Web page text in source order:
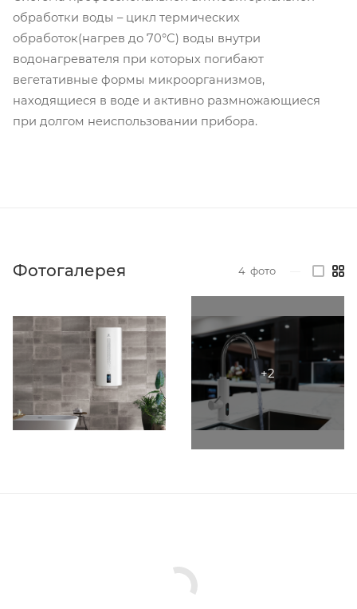
обработки воды – цикл термических
обработок(нагрев до 70°С) воды внутри
водонагревателя при которых погибают
вегетативные формы микроорганизмов,
находящиеся в воде и активно размножающиеся
при долгом неиспользовании прибора.
Фотогалерея 4 фото